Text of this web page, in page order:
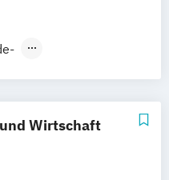
Maschinenbau
Wirtschaft